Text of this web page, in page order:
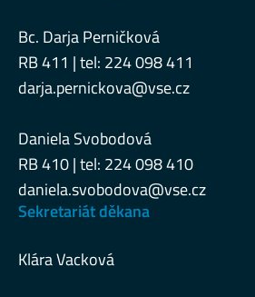
Bc. Darja Perničková
RB 411 | tel: 224 098 411
darja.pernickova@vse.cz
Daniela Svobodová
RB 410 | tel: 224 098 410
daniela.svobodova@vse.cz
Sekretariát děkana
Klára Vacková